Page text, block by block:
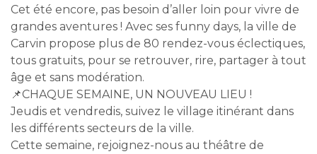
Cet été encore, pas besoin d’aller loin pour vivre de
grandes aventures ! Avec ses funny days, la ville de
Carvin propose plus de 80 rendez-vous éclectiques,
tous gratuits, pour se retrouver, rire, partager à tout
âge et sans modération.
📌CHAQUE SEMAINE, UN NOUVEAU LIEU !
Jeudis et vendredis, suivez le village itinérant dans
les différents secteurs de la ville.
Cette semaine, rejoignez-nous au théâtre de